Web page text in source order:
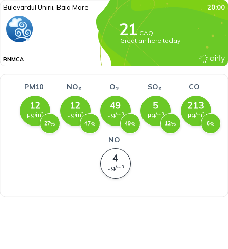
Bulevardul Unirii, Baia Mare 20:00
CAQI
Great air here today!
RNMCA
PM10
µg/m³
%
NO₂
µg/m³
%
O₃
µg/m³
%
SO₂
µg/m³
%
CO
µg/m³
%
NO
µg/m³